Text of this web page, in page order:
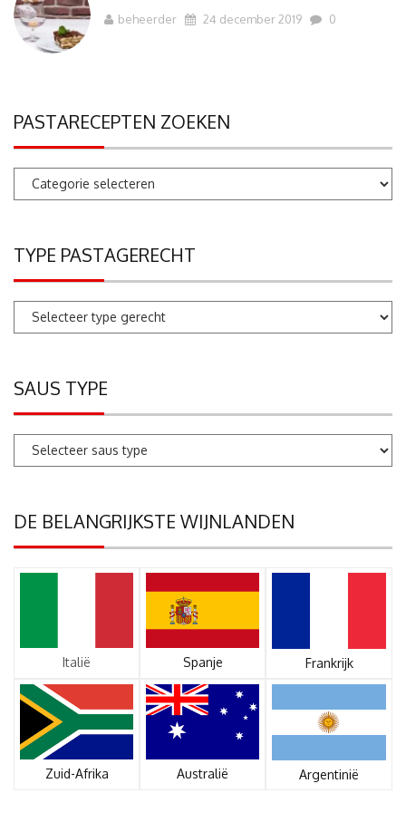
beheerder 24 december 2019 0
PASTARECEPTEN ZOEKEN
Pastarecepten
TYPE PASTAGERECHT
SAUS TYPE
DE BELANGRIJKSTE WIJNLANDEN
Italië Spanje Frankrijk
Zuid-Afrika Australië Argentinië